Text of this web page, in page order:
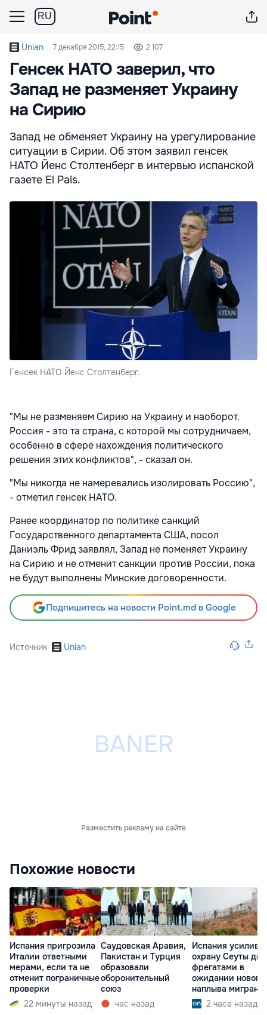
RU
Unian 7 декабря 2015, 22:15 2 107
Генсек НАТО заверил, что
Запад не разменяет Украину
на Сирию
Запад не обменяет Украину на урегулирование
ситуации в Сирии. Об этом заявил генсек
НАТО Йенс Столтенберг в интервью испанской
газете El Pais.
Генсек НАТО Йенс Столтенберг.
"Мы не разменяем Сирию на Украину и наоборот.
Россия - это та страна, с которой мы сотрудничаем,
особенно в сфере нахождения политического
решения этих конфликтов", - сказал он.
"Мы никогда не намеревались изолировать Россию",
- отметил генсек НАТО.
Ранее координатор по политике санкций
Государственного департамента США, посол
Даниэль Фрид заявлял, Запад не поменяет Украину
на Сирию и не отменит санкции против России, пока
не будут выполнены Минские договоренности.
Подпишитесь на новости Point.md в Google
Источник Unian
Разместить рекламу на сайте
Похожие новости
Испания пригрозила
Италии ответными
мерами, если та не
отменит пограничные
проверки
22 минуты назад
Саудовская Аравия,
Пакистан и Турция
образовали
оборонительный
союз
час назад
Испания
охрану Сеуты
фрегатами в
ожидании нового
наплыва
2 часа назад